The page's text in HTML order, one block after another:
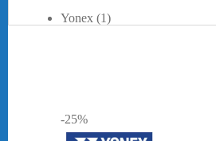
-25%
Yonex (1)